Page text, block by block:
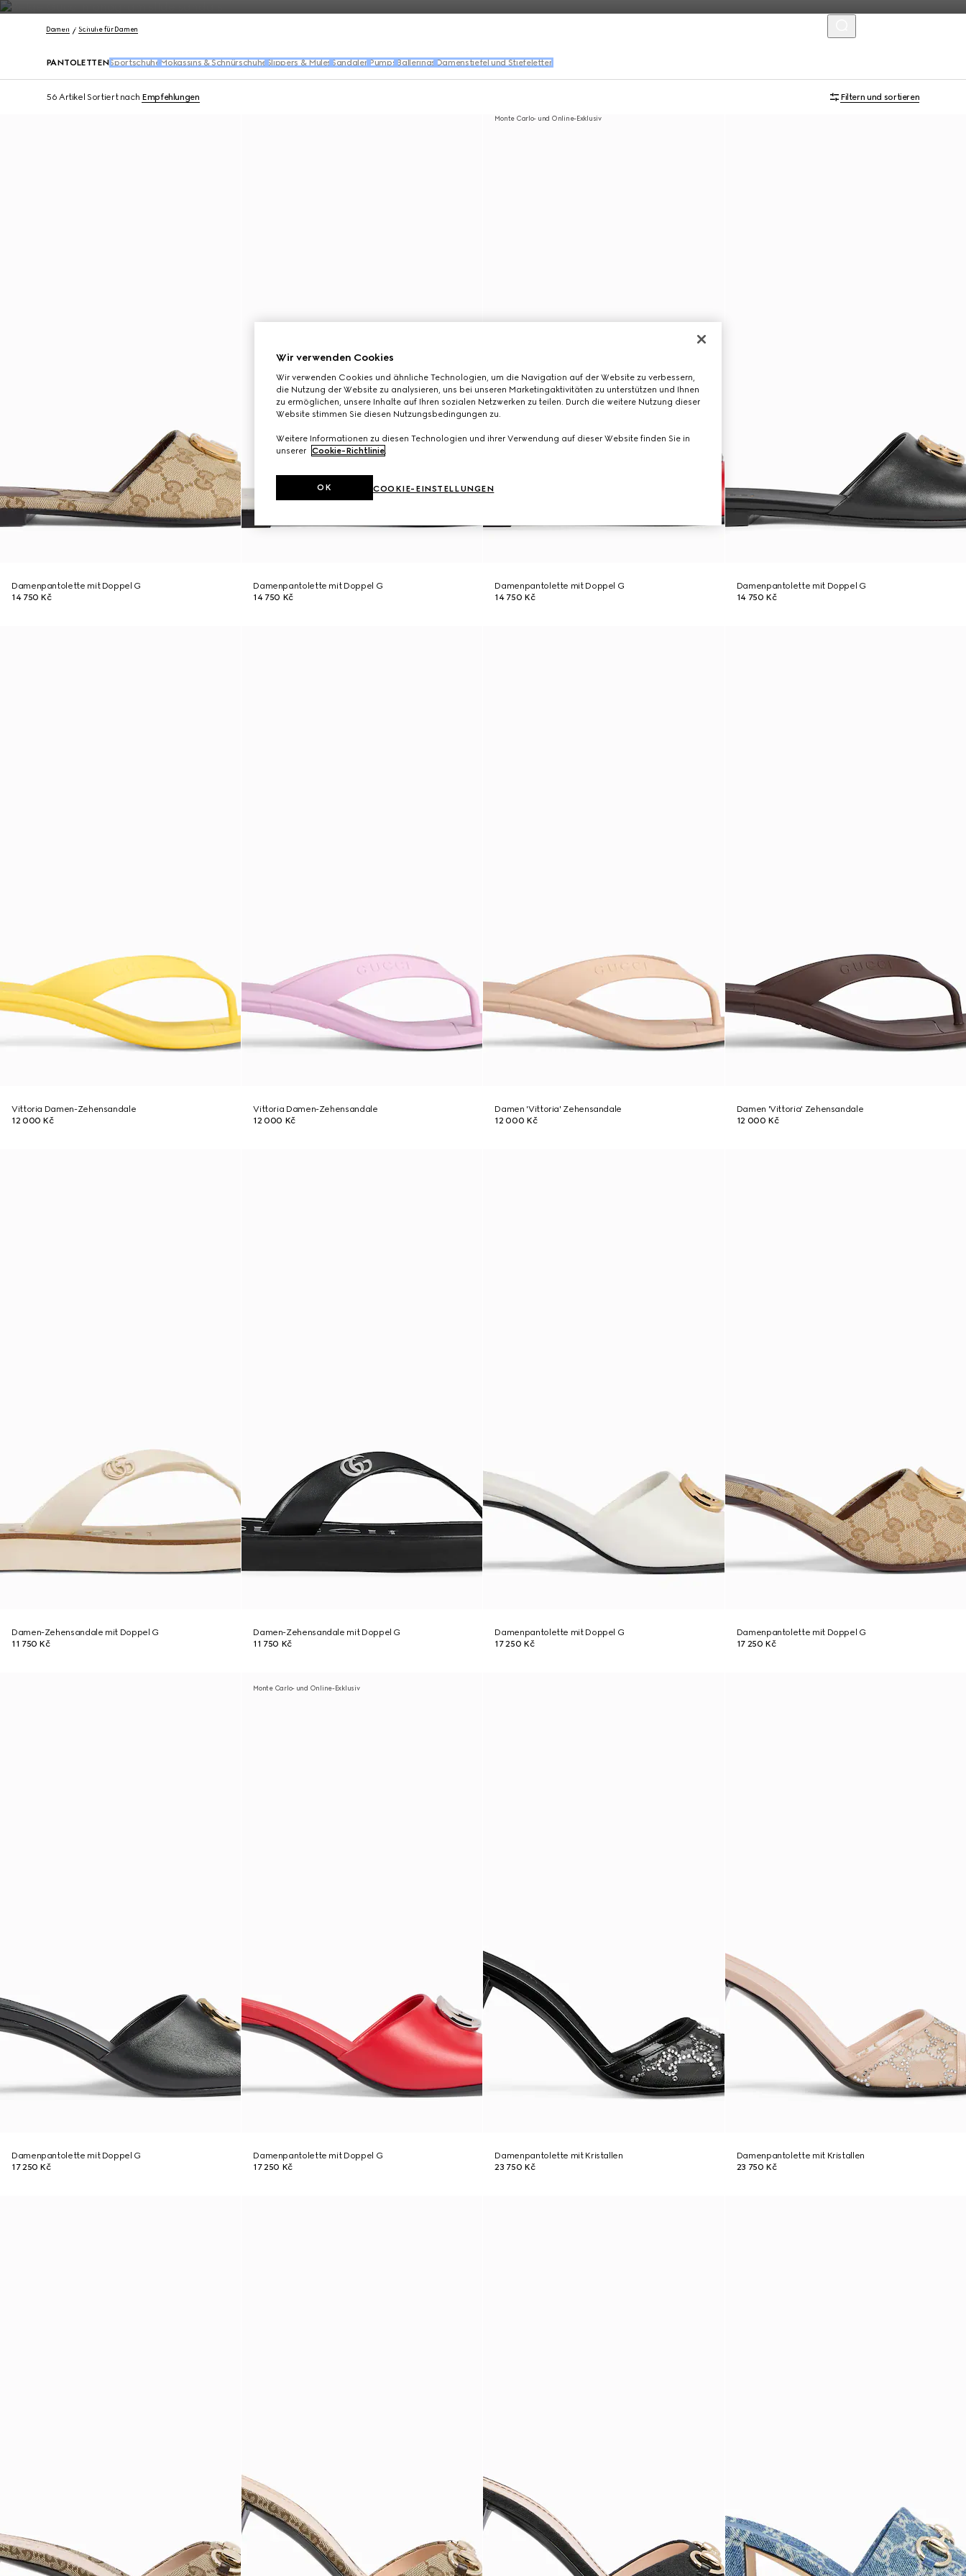
Kontakt
Damen Schuhe für Damen
PANTOLETTEN SportschuheMokassins & Schnürschuhe Slippers & Mules Sandalen Pumps Ballerinas Damenstiefel und Stiefeletten
56 Artikel Sortiert nach Empfehlungen Filtern und sortieren
Damenpantolette mit Doppel G
14 750 Kč
Damenpantolette mit Doppel G
14 750 Kč
Monte Carlo- und Online-Exklusiv
Damenpantolette mit Doppel G
14 750 Kč
Damenpantolette mit Doppel G
14 750 Kč
Vittoria Damen-Zehensandale
12 000 Kč
Vittoria Damen-Zehensandale
12 000 Kč
Damen 'Vittoria' Zehensandale
12 000 Kč
Damen 'Vittoria' Zehensandale
12 000 Kč
Damen-Zehensandale mit Doppel G
11 750 Kč
Damen-Zehensandale mit Doppel G
11 750 Kč
Damenpantolette mit Doppel G
17 250 Kč
Damenpantolette mit Doppel G
17 250 Kč
Damenpantolette mit Doppel G
17 250 Kč
Monte Carlo- und Online-Exklusiv
Damenpantolette mit Doppel G
17 250 Kč
Damenpantolette mit Kristallen
23 750 Kč
Damenpantolette mit Kristallen
23 750 Kč
Wir verwenden Cookies
Wir verwenden Cookies und ähnliche Technologien, um die Navigation auf der Website zu verbessern,
die Nutzung der Website zu analysieren, uns bei unseren Marketingaktivitäten zu unterstützen und Ihnen
zu ermöglichen, unsere Inhalte auf Ihren sozialen Netzwerken zu teilen. Durch die weitere Nutzung dieser
Website stimmen Sie diesen Nutzungsbedingungen zu.
Weitere Informationen zu diesen Technologien und ihrer Verwendung auf dieser Website finden Sie in
unserer Cookie-Richtlinie.
COOKIE-EINSTELLUNGEN
OK